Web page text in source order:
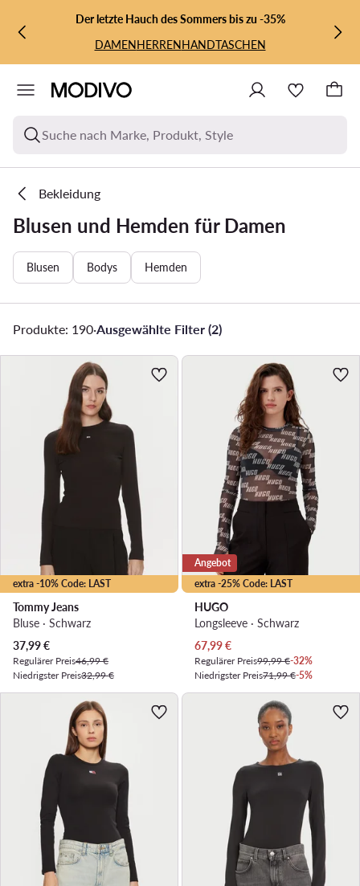
ZUM HAUPTINHALT SPRINGEN
ZUR SUCHEDer letzte Hauch des Sommers bis zu -35%
DAMENHERRENHANDTASCHEN
Suche nach Marke, Produkt, Style
Bekleidung
Blusen und Hemden für Damen
Blusen Bodys Hemden
Produkte: 190·Ausgewählte Filter (2)
extra -10% Code: LAST
Tommy Jeans
Bluse · Schwarz
Aktueller Preis
37,99€
Regulärer Preis46,99 €
Niedrigster Preis32,99 €
extra -25% Code: LAST
Angebot
HUGO
Longsleeve · Schwarz
Aktueller Preis
67,99€
Regulärer Preis99,99 €-32%
Niedrigster Preis71,99 €-5%